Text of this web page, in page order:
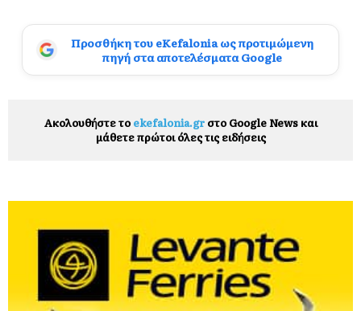
Προσθήκη του eKefalonia ως προτιμώμενη
πηγή στα αποτελέσματα Google
Ακολουθήστε το ekefalonia.grστο Google News και
μάθετε πρώτοι όλες τις ειδήσεις